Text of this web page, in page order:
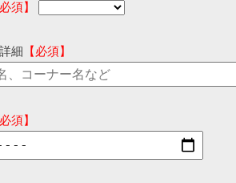
必須】
細 【必須】
必須】